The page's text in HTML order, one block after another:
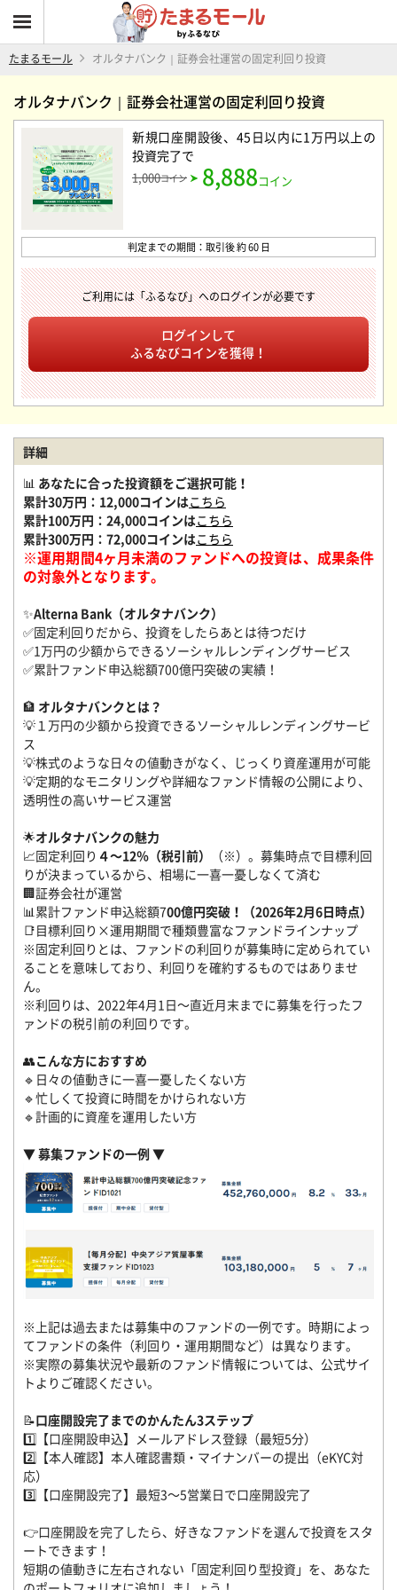
たまるモール オルタナバンク｜証券会社運営の固定利回り投資
オルタナバンク｜証券会社運営の固定利回り投資
新規口座開設後、45日以内に1万円以上の
投資完了で
1,000コイン 8,888コイン
判定までの期間：取引後 約 60 日
ご利用には「ふるなび」へのログインが必要です
ログインして
ふるなびコインを獲得！
詳細
📊 あなたに合った投資額をご選択可能！
累計30万円：12,000コインはこちら
累計100万円：24,000コインはこちら
累計300万円：72,000コインはこちら
※運用期間4ヶ月未満のファンドへの投資は、成果条件
の対象外となります。
✨Alterna Bank（オルタナバンク）
✅固定利回りだから、投資をしたらあとは待つだけ
✅1万円の少額からできるソーシャルレンディングサービス
✅累計ファンド申込総額700億円突破の実績！
🏦 オルタナバンクとは？
💡１万円の少額から投資できるソーシャルレンディングサービ
ス
💡株式のような日々の値動きがなく、じっくり資産運用が可能
💡定期的なモニタリングや詳細なファンド情報の公開により、
透明性の高いサービス運営
🌟オルタナバンクの魅力
📈固定利回り ４～12％（税引前）
（※）。募集時点で目標利回
りが決まっているから、相場に一喜一憂しなくて済む
🏢証券会社が運営
📊累計ファンド申込総額700億円突破！（2026年2月6日時点）
📑目標利回り×運用期間で種類豊富なファンドラインナップ
※固定利回りとは、ファンドの利回りが募集時に定められてい
ることを意味しており、利回りを確約するものではありませ
ん。
※利回りは、2022年4月1日～直近月末までに募集を行ったフ
ァンドの税引前の利回りです。
👥こんな方におすすめ
🔹日々の値動きに一喜一憂したくない方
🔹忙しくて投資に時間をかけられない方
🔹計画的に資産を運用したい方
▼ 募集ファンドの一例 ▼
※上記は過去または募集中のファンドの一例です。時期によっ
てファンドの条件（利回り・運用期間など）は異なります。
※実際の募集状況や最新のファンド情報については、公式サイ
トよりご確認ください。
📝口座開設完了までのかんたん3ステップ
1️⃣【口座開設申込】メールアドレス登録（最短5分）
2️⃣【本人確認】本人確認書類・マイナンバーの提出（eKYC対
応）
3️⃣【口座開設完了】最短3～5営業日で口座開設完了
👉口座開設を完了したら、好きなファンドを選んで投資をスタ
ートできます！
短期の値動きに左右されない「固定利回り型投資」を、あなた